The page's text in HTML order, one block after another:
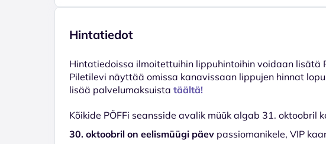
Hintatiedot
Hinta­tiedoissa ilmoitettuihin lippuhintoihin voidaan lisätä
Piletilevi näyttää omissa kanavissaan lippujen hinnat
lisää palvelumaksuista täältä!
Kõikide PÖFFi seansside avalik müük algab 31. oktoobril
30. oktoobril on eelismüügi päev passiomanikele, VIP